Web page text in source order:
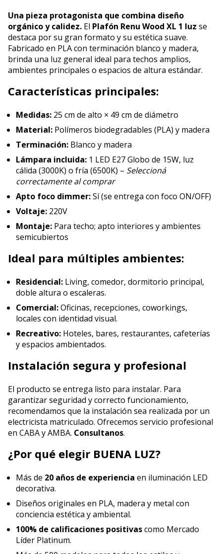
Una pieza protagonista que combina diseño
orgánico y calidez. El Plafón Renu Wood XL 1 luz se
destaca por su gran formato y su estética suave.
Fabricado en PLA con terminación blanco y madera,
brinda una luz general ideal para techos amplios,
ambientes principales o espacios de altura estándar.
Características principales:
Medidas: 25 cm de alto × 49 cm de diámetro
Material: Polímeros biodegradables (PLA) y madera
Terminación: Blanco y madera
Lámpara incluida: 1 LED E27 Globo de 15W, luz
cálida (3000K) o fría (6500K) – Seleccioná
correctamente al comprar
Apto foco dimmer:Sí (se entrega con foco ON/OFF)
Voltaje: 220V
Montaje: Para techo; apto interiores y ambientes
semicubiertos
Ideal para múltiples ambientes:
Residencial: Living, comedor, dormitorio principal,
doble altura o escaleras.
Comercial:Oficinas, recepciones, coworkings,
locales con identidad visual.
Recreativo: Hoteles, bares, restaurantes, cafeterías
y espacios ambientados.
Instalación segura y profesional
El producto se entrega listo para instalar. Para
garantizar seguridad y correcto funcionamiento,
recomendamos que la instalación sea realizada por un
electricista matriculado. Ofrecemos servicio profesional
en CABA y AMBA. Consultanos.
¿Por qué elegir BUENA LUZ?
Más de 20 años de experiencia en iluminación LED
decorativa.
Diseños originales en PLA, madera y metal con
conciencia estética y ambiental.
100% de calificaciones positivascomo Mercado
Líder Platinum.